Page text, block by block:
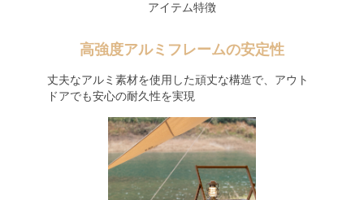
アイテム特徴
高強度アルミフレームの安定性
丈夫なアルミ素材を使用した頑丈な構造で、アウト
ドアでも安心の耐久性を実現